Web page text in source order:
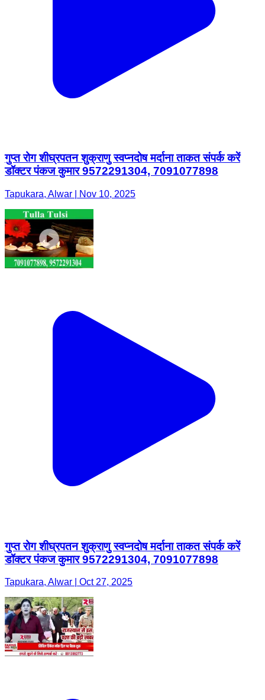
गुप्त रोग शीघ्रपतन शुक्राणु स्वप्नदोष मर्दाना ताकत संपर्क करें
डॉक्टर पंकज कुमार 9572291304, 7091077898
Tapukara, Alwar | Nov 10, 2025
गुप्त रोग शीघ्रपतन शुक्राणु स्वप्नदोष मर्दाना ताकत संपर्क करें
डॉक्टर पंकज कुमार 9572291304, 7091077898
Tapukara, Alwar | Oct 27, 2025